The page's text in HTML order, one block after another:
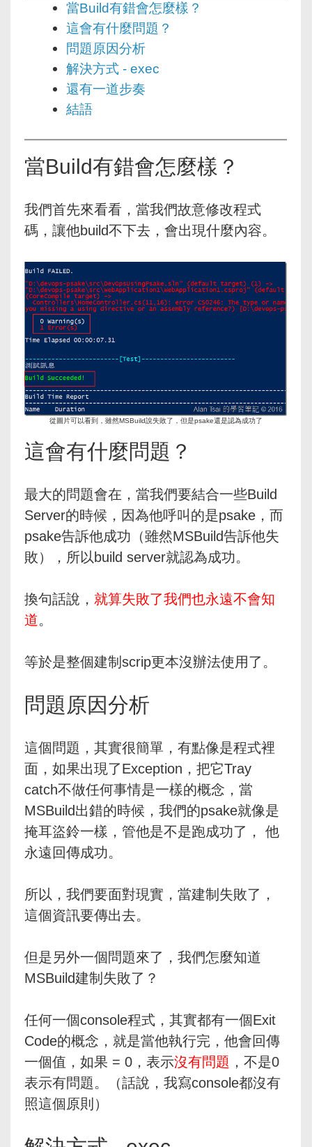
當Build有錯會怎麼樣？
這會有什麼問題？
問題原因分析
解決方式 - exec
還有一道步奏
結語
當Build有錯會怎麼樣？
我們首先來看看，當我們故意修改程式
碼，讓他build不下去，會出現什麼內容。
從圖片可以看到，雖然MSBuild說失敗了，但是psake還是認為成功了
這會有什麼問題？
最大的問題會在，當我們要結合一些Build
Server的時候，因為他呼叫的是psake，而
psake告訴他成功（雖然MSBuild告訴他失
敗），所以build server就認為成功。
換句話說， 就算失敗了我們也永遠不會知
道。
等於是整個建制scrip更本沒辦法使用了。
問題原因分析
這個問題，其實很簡單，有點像是程式裡
面，如果出現了Exception，把它Tray
catch不做任何事情是一樣的概念，當
MSBuild出錯的時候，我們的psake就像是
掩耳盜鈴一樣，管他是不是跑成功了， 他
永遠回傳成功。
所以，我們要面對現實，當建制失敗了，
這個資訊要傳出去。
但是另外一個問題來了，我們怎麼知道
MSBuild建制失敗了？
任何一個console程式，其實都有一個Exit
Code的概念，就是當他執行完，他會回傳
一個值，如果 = 0，表示沒有問題 ，不是0
表示有問題。（話說，我寫console都沒有
照這個原則）